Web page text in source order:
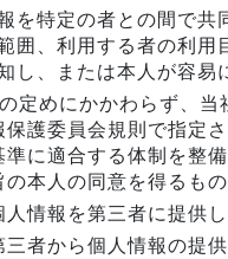
を特定の者との間で共
囲、利用する者の利
し、または本人が容易
定めにかかわらず、
保護委員会規則で指定
準に適合する体制を整
の本人の同意を得るもの
人情報を第三者に提供
三者から個人情報の提